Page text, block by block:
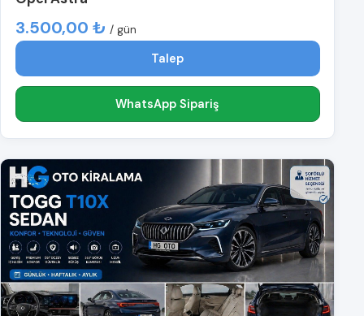
3.500,00 ₺ / gün
Talep
WhatsApp Sipariş